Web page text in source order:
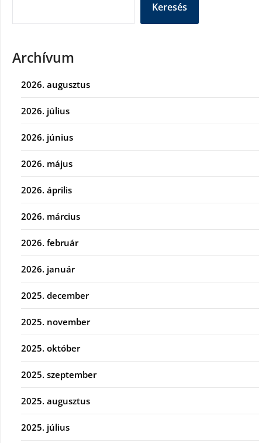
Keresés
Archívum
2026. augusztus
2026. július
2026. június
2026. május
2026. április
2026. március
2026. február
2026. január
2025. december
2025. november
2025. október
2025. szeptember
2025. augusztus
2025. július